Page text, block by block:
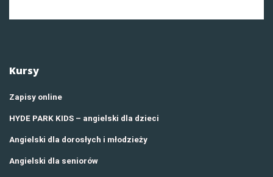
Kursy
Zapisy online
HYDE PARK KIDS – angielski dla dzieci
Angielski dla dorosłych i młodzieży
Angielski dla seniorów